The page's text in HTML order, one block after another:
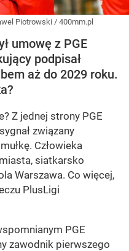
Piotrowski / 400mm.pl
umowę z PGE
podpisał
aż do 2029 roku.
Z jednej strony PGE
związany
Człowieka
siatkarsko
Warszawa. Co więcej,
PlusLigi
PGE
zawodnik pierwszego